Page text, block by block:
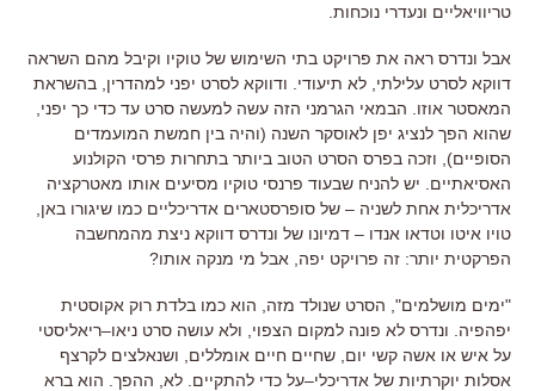
טריוויאליים ונעדרי נוכחות
אבל ונדרס ראה את פרויקט בתי השימוש של טוקיו וקיבל מהם השראה
דווקא לסרט עלילתי לא תיעודי ודווקא לסרט יפני למהדרין בהשראת
המאסטר אוזו
הבמאי הגרמני הזה עשה למעשה סרט עד כדי כך יפני
שהוא הפך לנציג יפן לאוסקר השנה (והיה בין חמשת המועמדים
הסופיים), וזכה בפרס הסרט הטוב ביותר בתחרות פרסי הקולנוע
האסיאתיים
יש להניח שבעוד פרנסי טוקיו מסיעים אותו מאטרקציה
אדריכלית אחת לשניה – של סופרסטארים אדריכליים כמו שיגורו באן
טויו איטו וטדאו אנדו – דמיונו של ונדרס דווקא ניצת מהמחשבה
הפרקטית יותר: זה פרויקט יפה אבל מי מנקה אותו?
"ימים מושלמים", הסרט שנולד מזה
הוא כמו בלדת רוק אקוסטית
יפהפיה
ונדרס לא פונה למקום הצפוי ולא עושה סרט ניאו–ריאליסטי
על איש או אשה קשי יום שחיים חיים אומללים
ושנאלצים לקרצף
אסלות יוקרתיות של אדריכלי–על כדי להתקיים לא ההפך הוא ברא